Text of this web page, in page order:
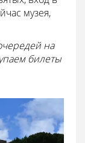
музея,
на
билеты